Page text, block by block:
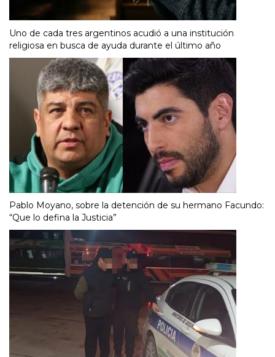
Uno de cada tres argentinos acudió a una institución
religiosa en busca de ayuda durante el último año
Pablo Moyano, sobre la detención de su hermano Facundo:
“Que lo defina la Justicia”